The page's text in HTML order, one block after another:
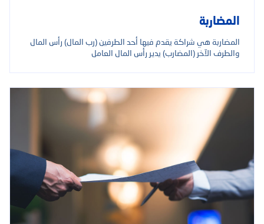
المضاربة
المضاربة هي شراكة يقدم فيها أحد الطرفين (رب المال) رأس المال
والطرف الآخر (المضارب) يدير رأس المال العامل